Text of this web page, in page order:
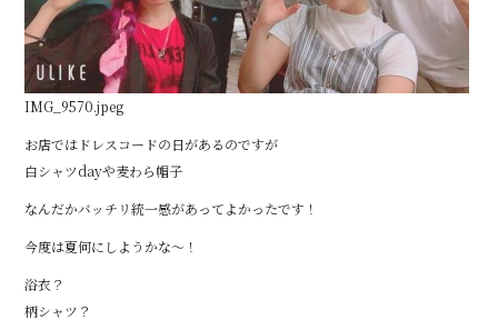
IMG_9570.jpeg
お店ではドレスコードの日があるのですが
白シャツdayや麦わら帽子
なんだかバッチリ統一感があってよかったです！
今度は夏何にしようかな～！
浴衣？
柄シャツ？